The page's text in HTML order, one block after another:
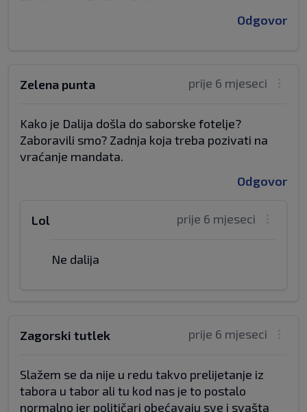
Odgovor
prije 6 mjeseci
Zelena punta
Kako je Dalija došla do saborske fotelje?
Zaboravili smo? Zadnja koja treba pozivati na
vraćanje mandata.
Odgovor
prije 6 mjeseci
Lol
Ne dalija
prije 6 mjeseci
Zagorski tutlek
Slažem se da nije u redu takvo prelijetanje iz
tabora u tabor ali tu kod nas je to postalo
normalno jer političari obećavaju sve i svašta